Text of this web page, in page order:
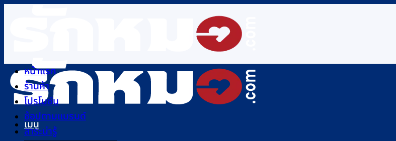
เมนู
หน้าแรก
ร้านค้า
โปรโมชัน
ช้อปตามแบรนด์
สาระน่ารู้